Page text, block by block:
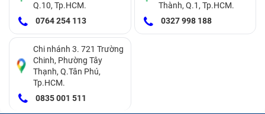
Q.10, Tp.HCM.
0764 254 113
Thành, Q.1, Tp.HCM.
0327 998 188
Chi nhánh 3. 721 Trường
Chinh, Phường Tây
Thạnh, Q.Tân Phú,
Tp.HCM.
0835 001 511